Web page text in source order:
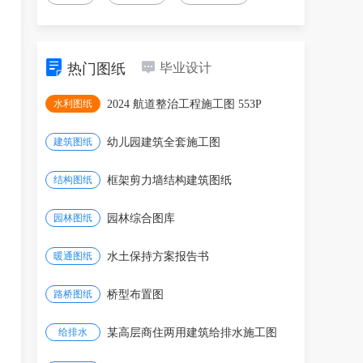
热门图纸 毕业设计
水利图纸 2024 航道整治工程施工图 553P
建筑图纸 幼儿园建筑全套施工图
结构图纸 框架剪力墙结构建筑图纸
园林图纸 园林综合图库
暖通图纸 水土保持方案报告书
路桥图纸 桥型布置图
给排水 某高层商住两用建筑给排水施工图